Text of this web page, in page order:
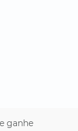
ganhe